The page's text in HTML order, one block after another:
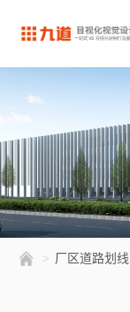
> 厂区道路划线